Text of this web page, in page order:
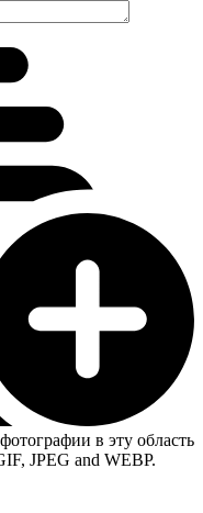
в эту область
JPEG and WEBP.